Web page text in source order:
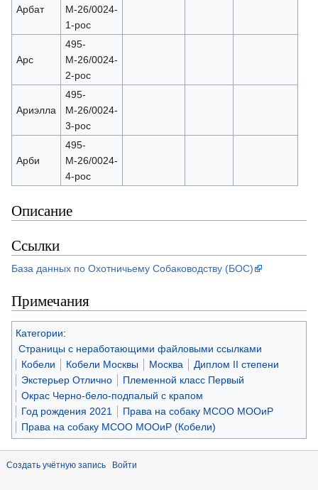
Арбат
М-26/0024-
1-рос
Арс
495-
М-26/0024-
2-рос
Ариэлла
495-
М-26/0024-
3-рос
Арби
495-
М-26/0024-
4-рос
Описание
Ссылки
База данных по Охотничьему Собаководству (БОС)
Примечания
Категории:
Страницы с неработающими файловыми ссылками
Кобели
Кобели Москвы Москва
Диплом II степени
Экстерьер Отлично
Племенной класс Первый
Окрас Черно-бело-подпалый с крапом
Год рождения 2021
Права на собаку МСОО МООиР
Права на собаку МСОО МООиР (Кобели)
Создать учётную запись Войти